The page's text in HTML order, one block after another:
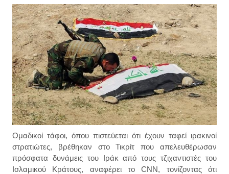
Ομαδικοί τάφοι, όπου πιστεύεται ότι έχουν ταφεί ιρακινοί
στρατιώτες, βρέθηκαν στο Τικρίτ που απελευθέρωσαν
πρόσφατα δυνάμεις του Ιράκ από τους τζιχαντιστές του
Ισλαμικού Κράτους, αναφέρει το CNN, τονίζοντας ότι